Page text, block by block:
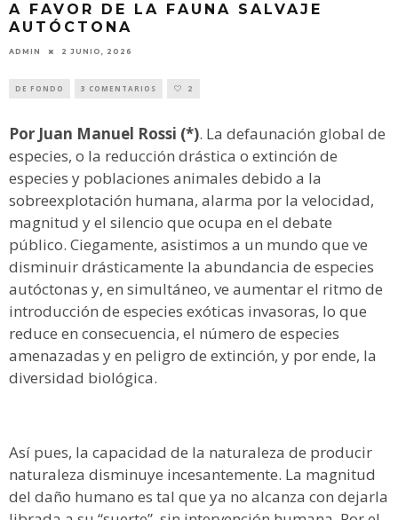
A FAVOR DE LA FAUNA SALVAJE
AUTÓCTONA
ADMIN 2 JUNIO, 2026
DE FONDO 3 COMENTARIOS 2
Por Juan Manuel Rossi (*). La defaunación global de
especies, o la reducción drástica o extinción de
especies y poblaciones animales debido a la
sobreexplotación humana, alarma por la velocidad,
magnitud y el silencio que ocupa en el debate
público. Ciegamente, asistimos a un mundo que ve
disminuir drásticamente la abundancia de especies
autóctonas y, en simultáneo, ve aumentar el ritmo de
introducción de especies exóticas invasoras, lo que
reduce en consecuencia, el número de especies
amenazadas y en peligro de extinción, y por ende, la
diversidad biológica.
Así pues, la capacidad de la naturaleza de producir
naturaleza disminuye incesantemente. La magnitud
del daño humano es tal que ya no alcanza con dejarla